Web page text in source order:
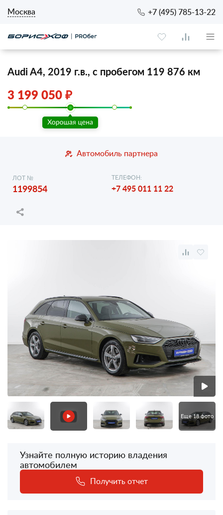
Москва +7 (495) 785-13-22
Audi A4, 2019 г.в., с пробегом 119 876 км
3 199 050 ₽
Автомобиль партнера
ЛОТ №
1199854
ТЕЛЕФОН:
+7 495 011 11 22
Еще 18 фото
Узнайте полную историю владения
автомобилем
Получить отчет